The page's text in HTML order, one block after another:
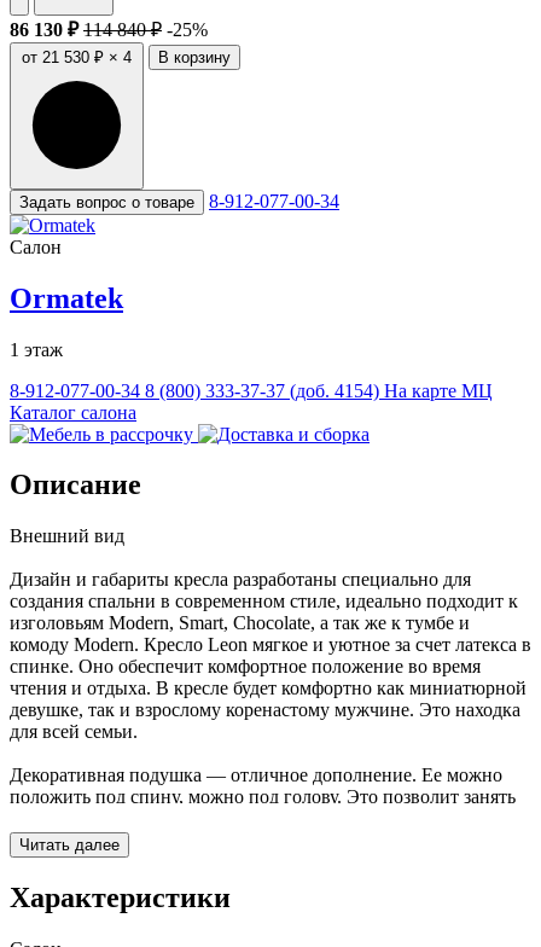
86 130 ₽ 114 840 ₽ -25%
от 21 530 ₽ × 4 В корзину
Задать вопрос о товаре 8-912-077-00-34
Салон
Ormatek
1 этаж
8-912-077-00-34 8 (800) 333-37-37 (доб. 4154) На карте МЦ
Каталог салона
Описание
Внешний вид
Дизайн и габариты кресла разработаны специально для
создания спальни в современном стиле, идеально подходит к
изголовьям Modern, Smart, Chocolate, а так же к тумбе и
комоду Modern. Кресло Leon мягкое и уютное за счет латекса в
спинке. Оно обеспечит комфортное положение во время
чтения и отдыха. В кресле будет комфортно как миниатюрной
девушке, так и взрослому коренастому мужчине. Это находка
для всей семьи.
Декоративная подушка — отличное дополнение. Ее можно
положить под спину, можно под голову. Это позволит занять
Если при эксплуатации товара возникнут повреждения,
звоните, даже если случай не гарантийный! Менеджеры
нашего интернет-магазина подскажут стоимость и
Читать далее
Характеристики